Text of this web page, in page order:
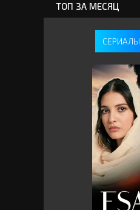
ТОП ЗА МЕСЯЦ
СЕРИАЛЫ